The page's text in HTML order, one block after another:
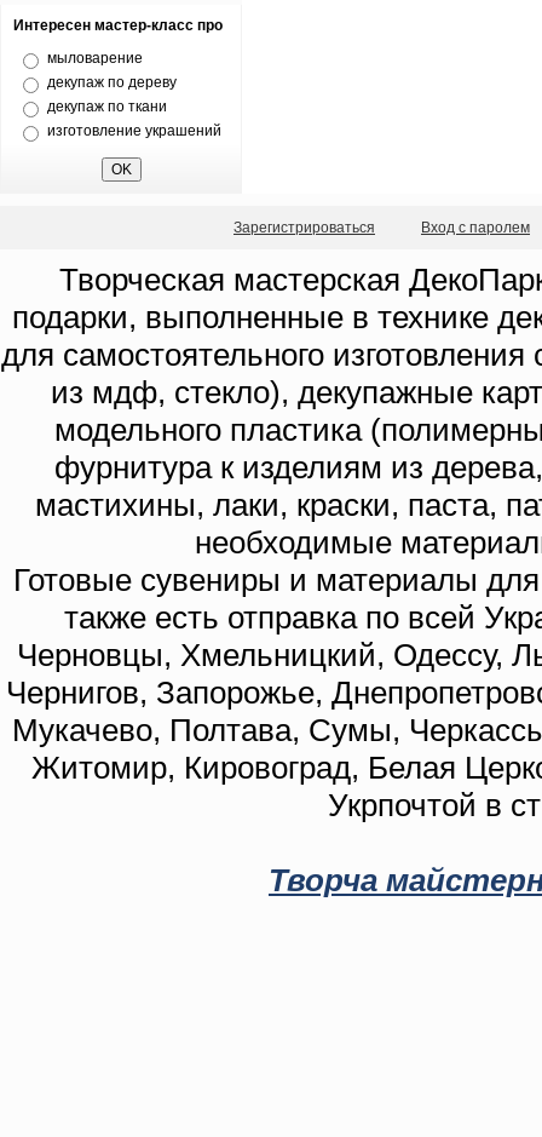
Интересен мастер-класс про
мыловарение
декупаж по дереву
декупаж по ткани
изготовление украшений
Зарегистрироваться Вход с паролем
Творческая мастерская
подарки, выполненные в технике
для самостоятельного
из мдф, стекло), декупажные
модельного пластика
фурнитура к изделиям из
мастихины, лаки, краски, паста,
необходимые
Готовые сувениры и материалы
также есть отправка по всей
Черновцы, Хмельницкий, Одессу,
Чернигов, Запорожье,
Мукачево, Полтава, Сумы,
Житомир, Кировоград, Белая
Укрпочтой в
Творча